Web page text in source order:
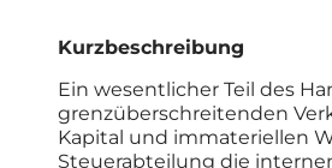
Kurzbeschreibung
Ein wesentlicher Teil des
grenzüberschreitenden
Kapital und immateriellen
Steuerabteilung die